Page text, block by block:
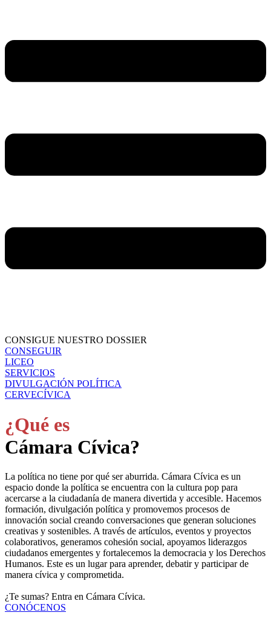
CONSIGUE NUESTRO DOSSIER
CONSEGUIR
LICEO
SERVICIOS
DIVULGACIÓN POLÍTICA
CERVECÍVICA
¿Qué es
Cámara Cívica?
La política no tiene por qué ser aburrida. Cámara Cívica es un
espacio donde la política se encuentra con la cultura pop para
acercarse a la ciudadanía de manera divertida y accesible. Hacemos
formación, divulgación política y promovemos procesos de
innovación social creando conversaciones que generan soluciones
creativas y sostenibles. A través de artículos, eventos y proyectos
colaborativos, generamos cohesión social, apoyamos liderazgos
ciudadanos emergentes y fortalecemos la democracia y los Derechos
Humanos. Este es un lugar para aprender, debatir y participar de
manera cívica y comprometida.
¿Te sumas? Entra en Cámara Cívica.
CONÓCENOS